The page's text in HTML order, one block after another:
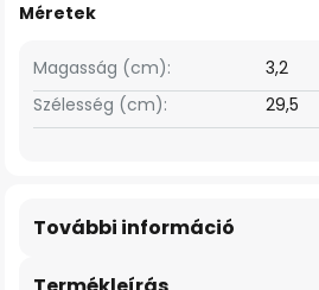
Méretek
Szélesség (cm): 29,5
Magasság (cm): 3,2
További információ